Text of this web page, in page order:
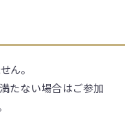
ん。
たない場合はご参加